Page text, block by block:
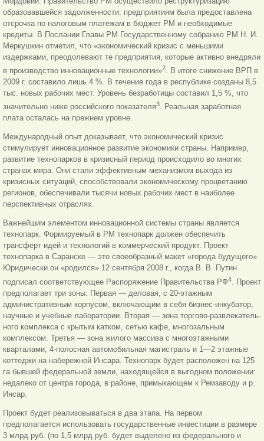
образовавшейся задолженности: предприятиям была предоставлена
отсрочка по налоговым платежам в бюджет РМ и необходимые
кредиты. В Послании Главы РМ Государственному собранию РМ Н. И.
Меркушкин отметил, что «экономический кризис с меньшими
издержками, преодолевают те предприятия, которые активно внедряли
в производство инновационные технологии»2. В итоге снижение ВРП в
2009 г. составило лишь 4 %. В течение года в республике созданы 8,5
тыс. новых рабочих мест. Уровень безработицы составил 1,5 %, что
значительно ниже российского показателя3. Реальная заработная
плата осталась на прежнем уровне.
Международный опыт доказывает, что экономический кризис
стимулирует инновационное развитие экономики страны. Например,
развитие технопарков в кризисный период происходило во многих
странах мира. Они стали эффективным механизмом выхода из
кризисных ситуаций, способствовали экономическому процветанию
регионов, обеспечивали тысячи новых рабочих мест в наиболее
перспективных отраслях.
Важнейшим элементом инновационной системы страны является
технопарк. Формируемый в РМ технопарк должен обеспечить
трансферт идей и технологий в коммерческий продукт. Проект
технопарка в Саранске — это своеобразный макет «города будущего».
Юридически он «родился» 12 сентября 2008 г., когда В. В. Путин
подписал соответствующее Распоряжение Правительства РФ4
. Проект
предполагает три зоны. Первая — деловая, с 20-этажным
административным корпусом, включающим в себя бизнес-инкубатор,
научные и учебные лаборатории. Вторая — зона торгово-развлекатель-
ного комплекса с крытым катком, сетью кафе, многозальным
комплексом. Третья — зона жилого массива с многоэтажными
кварталами, 4-полосная автомобильная магистраль и 1—2 этажные
коттеджи на набережной Инсара. Технопарк будет расположен на 125
га бывшей федеральной земли, находящейся в выгодном положении:
недалеко от центра города, в районе, примыкающем к Ремзаводу и р.
Инсар.
Проект будет реализовываться в два этапа. На первом
предполагается использовать государственные инвестиции в размере
3 млрд руб. (по 1,5 млрд руб. будет выделено из федерального и